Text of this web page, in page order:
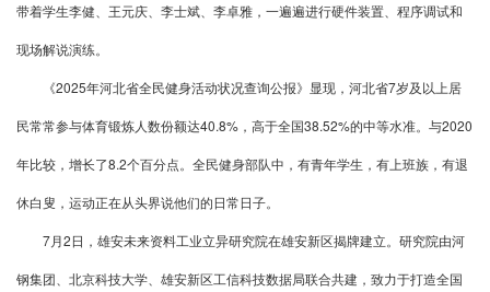
带着学生李健、王元庆、李士斌、李卓雅，一遍遍进行硬件装置、程序调试和
现场解说演练。
《2025年河北省全民健身活动状况查询公报》显现，河北省7岁及以上居
民常常参与体育锻炼人数份额达40.8%，高于全国38.52%的中等水准。与2020
年比较，增长了8.2个百分点。全民健身部队中，有青年学生，有上班族，有退
休白叟，运动正在从头界说他们的日常日子。
7月2日，雄安未来资料工业立异研究院在雄安新区揭牌建立。研究院由河
钢集团、北京科技大学、雄安新区工信科技数据局联合共建，致力于打造全国